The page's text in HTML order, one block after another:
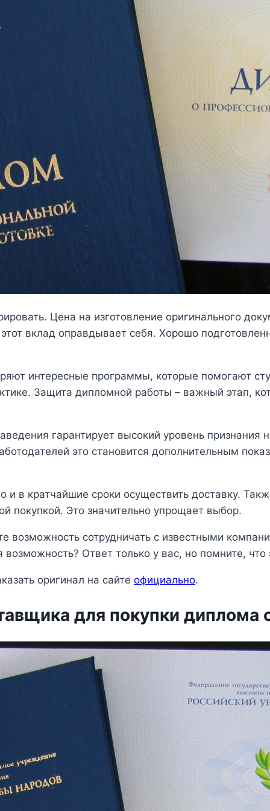
Цена на изготовление оригинального
вклад оправдывает себя. Хорошо
интересные программы, которые помогают
Защита дипломной работы – важный этап,
гарантирует высокий уровень
это становится дополнительным
и в кратчайшие сроки осуществить доставку.
покупкой. Это значительно упрощает выбор.
возможность сотрудничать с известными
Ответ только у вас, но помните,
оригинал на сайте официально.
для покупки диплома